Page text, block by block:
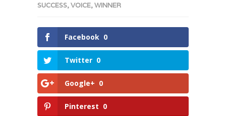
SUCCESS,VOICE,WINNER
Facebook 0
Twitter 0
Google+ 0
Pinterest 0